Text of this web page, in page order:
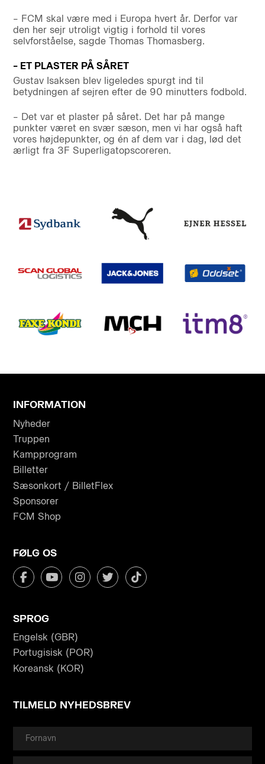
– FCM skal være med i Europa hvert år. Derfor var
den her sejr utroligt vigtig i forhold til vores
selvforståelse, sagde Thomas Thomasberg.
– ET PLASTER PÅ SÅRET
Gustav Isaksen blev ligeledes spurgt ind til
betydningen af sejren efter de 90 minutters fodbold.
– Det var et plaster på såret. Det har på mange
punkter været en svær sæson, men vi har også haft
vores højdepunkter, og én af dem var i dag, lød det
ærligt fra 3F Superligatopscoreren.
INFORMATION
Nyheder
Truppen
Kampprogram
Billetter
Sæsonkort / BilletFlex
Sponsorer
FCM Shop
FØLG OS
SPROG
Engelsk (GBR)
Portugisisk (POR)
Koreansk (KOR)
TILMELD NYHEDSBREV